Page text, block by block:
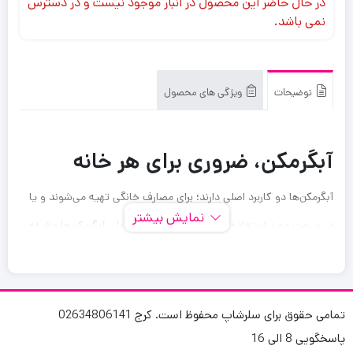
نمی باشد.
توضیحات ویژگی های محصول
آبگرمکن، ضروری برای هر خانه
آبگرمکن‌ها دو کاربرد اصلی دارند؛ برای مصارف خانگی تهیه می‌شوند و یا
در صنعت مورد استفاده قرار می‌گیرند. در حالت اول، آبگرمکن‌ها وظیفه
صنعتی نیز در بسیاری از موارد آبگرمکن‌ها تولید کننده بخار آب داغ
هستند.
نمایش بیشتر
تمامی حقوق برای سلرشاپ محفوظ است. کرج 02634806141
پاسخگویی 8 الی 16